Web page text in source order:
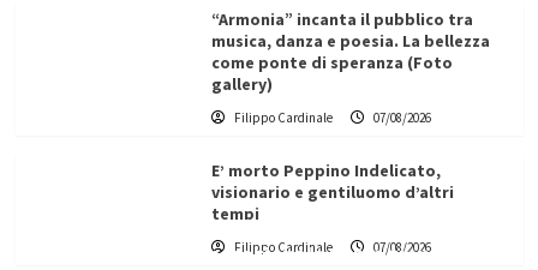
“Armonia” incanta il pubblico tra
musica, danza e poesia. La bellezza
come ponte di speranza (Foto
gallery)
Filippo Cardinale 07/08/2026
E’ morto Peppino Indelicato,
visionario e gentiluomo d’altri
tempi
Filippo Cardinale 07/08/2026
L’ingegnere saccense Buscarnera partner chiave
di un progetto transnazionale per la transizione